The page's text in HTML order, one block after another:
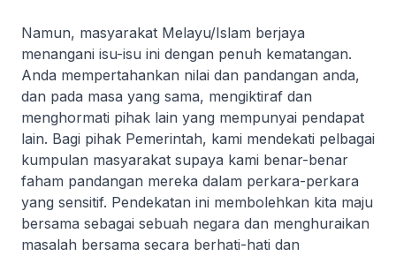
Namun, masyarakat Melayu/Islam berjaya
menangani isu-isu ini dengan penuh kematangan.
Anda mempertahankan nilai dan pandangan anda,
dan pada masa yang sama, mengiktiraf dan
menghormati pihak lain yang mempunyai pendapat
lain. Bagi pihak Pemerintah, kami mendekati pelbagai
kumpulan masyarakat supaya kami benar-benar
faham pandangan mereka dalam perkara-perkara
yang sensitif. Pendekatan ini membolehkan kita maju
bersama sebagai sebuah negara dan menghuraikan
masalah bersama secara berhati-hati dan